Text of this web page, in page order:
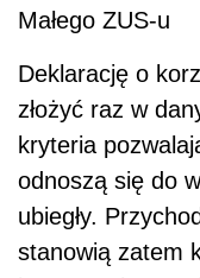
Małego ZUS-u
Deklarację o
złożyć raz w
kryteria
odnoszą się do
ubiegły.
stanowią zatem